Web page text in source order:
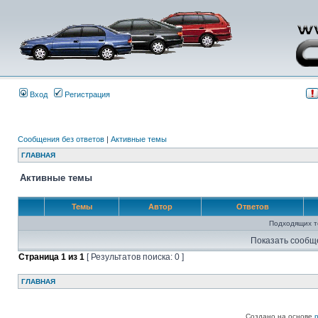
Вход Регистрация
Сообщения без ответов | Активные темы
ГЛАВНАЯ
Активные темы
Темы Автор Ответов
Подходящих
Показать
Страница 1 из 1 [ Результатов поиска: 0 ]
ГЛАВНАЯ
Создано на основе